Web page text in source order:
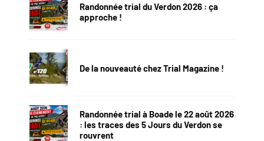
Randonnée trial du Verdon 2026 : ça
approche !
De la nouveauté chez Trial Magazine !
Randonnée trial à Boade le 22 août 2026
: les traces des 5 Jours du Verdon se
rouvrent